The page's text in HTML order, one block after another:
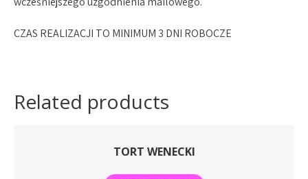
CZAS REALIZACJI TO MINIMUM 3 DNI ROBOCZE
Related products
TORT WENECKI